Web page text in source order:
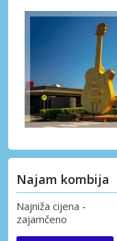
Najam kombija
Najniža cijena -
zajamčeno